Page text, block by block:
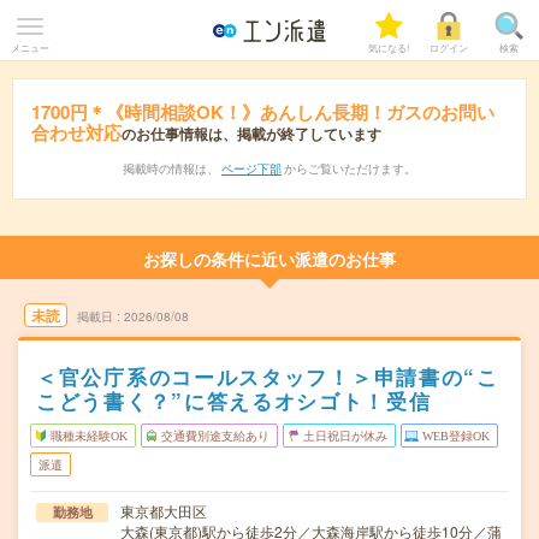
メニュー 気になる! ログイン 検索
1700円＊《時間相談OK！》あんしん長期！ガスのお問い
合わせ対応のお仕事情報は、掲載が終了しています
掲載時の情報は、 ページ下部 からご覧いただけます。
お探しの条件に近い派遣のお仕事
未読 掲載日 2026/08/08
＜官公庁系のコールスタッフ！＞申請書の“こ
こどう書く？”に答えるオシゴト！受信
職種未経験OK 交通費別途支給あり 土日祝日が休み WEB登録OK
派遣
勤務地
東京都大田区
大森(東京都)駅から徒歩2分／大森海岸駅から徒歩10分／蒲